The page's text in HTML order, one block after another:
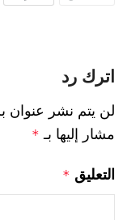
اترك رد
لن يتم نشر عنوان
مشار إليها بـ *
التعليق *